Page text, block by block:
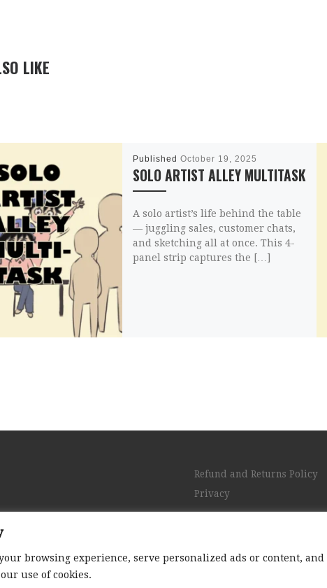
browsing experience, serve personalized ads or content,
use of cookies.
LIKE
Published October 19, 2025
SOLO ARTIST ALLEY MULTITASK
A solo artist’s life behind the table
— juggling sales, customer chats,
and sketching all at once. This 4-
panel strip captures the […]
Refund and Returns Policy
Privacy
All rights reserved